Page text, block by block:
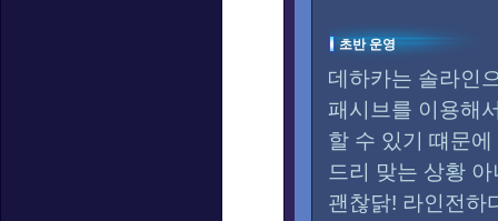
초반 운영
데하카는 솔라인
패시브를 이용해
할 수 있기 떄문
드리 맞는 상황
괜찮닭! 라인전하